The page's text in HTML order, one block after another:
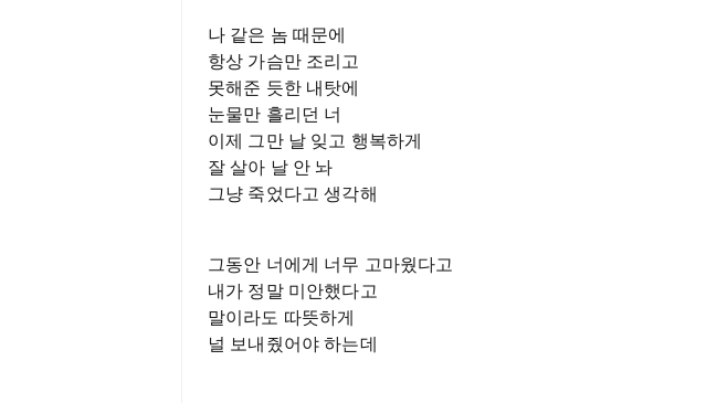
나 같은 놈 때문에
항상 가슴만 조리고
못해준 듯한 내탓에
눈물만 흘리던 너
이제 그만 날 잊고 행복하게
잘 살아 날 안 놔
그냥 죽었다고 생각해
그동안 너에게 너무 고마웠다고
내가 정말 미안했다고
말이라도 따뜻하게
널 보내줬어야 하는데